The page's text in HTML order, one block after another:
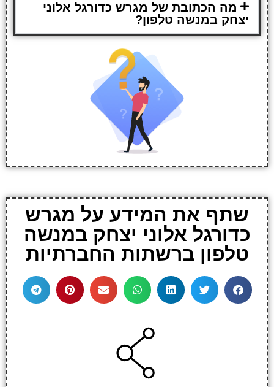
מה הכתובת של מגרש כדורגל אלוני
יצחק במנשה טלפון?
שתף את המידע על מגרש
כדורגל אלוני יצחק במנשה
טלפון ברשתות החברתיות